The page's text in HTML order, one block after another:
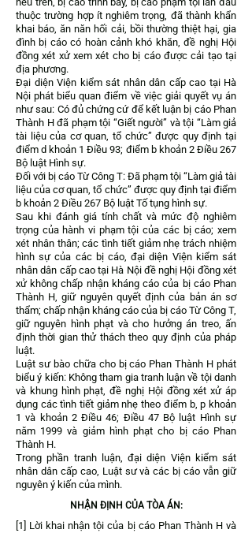
thuộc trường hợp ít nghiêm trọng, đã thành khẩn
khai báo, ăn năn hối cải, bồi thường thiệt hại, gia
đình bị cáo có hoàn cảnh khó khăn, đề nghị Hội
đồng xét xử xem xét cho bị cáo được cải tạo tại
địa phương.
Đại diện Viện kiểm sát nhân dân cấp cao tại Hà
Nội phát biểu quan điểm về việc giải quyết vụ án
như sau: Có đủ chứng cứ để kết luận bị cáo Phan
Thành H đã phạm tội “Giết người” và tội “Làm giả
tài liệu của cơ quan, tổ chức” được quy định tại
điểm d khoản 1 Điều 93; điểm b khoản 2 Điều 267
Bộ luật Hình sự.
Đối với bị cáo Từ Công T: Đã phạm tội “Làm giả tài
liệu của cơ quan, tổ chức” được quy định tại điểm
b khoản 2 Điều 267 Bộ luật Tố tụng hình sự.
Sau khi đánh giá tính chất và mức độ nghiêm
trọng của hành vi phạm tội của các bị cáo; xem
xét nhân thân; các tình tiết giảm nhẹ trách nhiệm
hình sự của các bị cáo, đại diện Viện kiểm sát
nhân dân cấp cao tại Hà Nội đề nghị Hội đồng xét
xử không chấp nhận kháng cáo của bị cáo Phan
Thành H, giữ nguyên quyết định của bản án sơ
thẩm; chấp nhận kháng cáo của bị cáo Từ Công T,
giữ nguyên hình phạt và cho hưởng án treo, ấn
định thời gian thử thách theo quy định của pháp
luật.
Luật sư bào chữa cho bị cáo Phan Thành H phát
biểu ý kiến: Không tham gia tranh luận về tội danh
và khung hình phạt, đề nghị Hội đồng xét xử áp
dụng các tình tiết giảm nhẹ theo điểm b, p khoản
1 và khoản 2 Điều 46; Điều 47 Bộ luật Hình sự
năm 1999 và giảm hình phạt cho bị cáo Phan
Thành H.
Trong phần tranh luận, đại diện Viện kiểm sát
nhân dân cấp cao, Luật sư và các bị cáo vẫn giữ
nguyên ý kiến của mình.
NHẬN ĐỊNH CỦA TÒA ÁN:
[1] Lời khai nhận tội của bị cáo Phan Thành H và